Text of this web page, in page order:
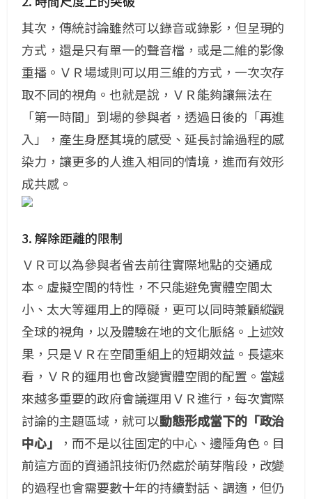
其次，傳統討論雖然可以錄音或錄影，但呈現的
方式，還是只有單一的聲音檔，或是二維的影像
重播。ＶＲ場域則可以用三維的方式，一次次存
取不同的視角。 也就是說，ＶＲ能夠讓無法在
「第一時間」到場的參與者，透過日後的「再進
入」，產生身歷其境的感受、延長討論過程的感
染力，讓更多的人進入相同的情境，進而有效形
成共感。
3. 解除距離的限制
ＶＲ可以為參與者省去前往實際地點的交通成
本。虛擬空間的特性，不只能避免實體空間太
小、太大等運用上的障礙，更可以同時兼顧縱觀
全球的視角，以及體驗在地的文化脈絡。
上述效
果，只是ＶＲ在空間重組上的短期效益。長遠來
看，ＶＲ的運用也會改變實體空間的配置。當越
來越多重要的政府會議運用ＶＲ進行，每次實際
討論的主題區域，就可以動態形成當下的「政治
中心」
，而不是以往固定的中心、邊陲角色。 目
前這方面的資通訊技術仍然處於萌芽階段，改變
的過程也會需要數十年的持續對話、調適，但仍